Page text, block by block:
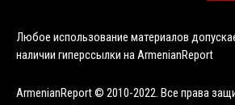
Любое использование материалов
наличии гиперссылки на ArmenianReport
ArmenianReport © 2010-2022. Все права